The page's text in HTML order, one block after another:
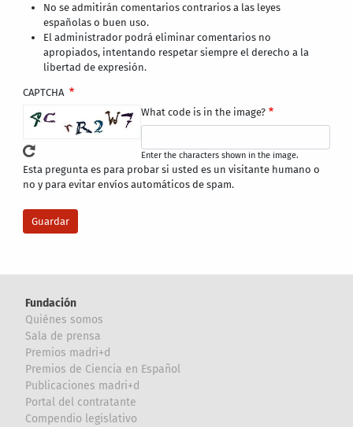
No se admitirán comentarios contrarios a las leyes
españolas o buen uso.
El administrador podrá eliminar comentarios no
apropiados, intentando respetar siempre el derecho a la
libertad de expresión.
CAPTCHA
What code is in the image?
Enter the characters shown in the image.
Esta pregunta es para probar si usted es un visitante humano o
no y para evitar envíos automáticos de spam.
Fundación
Quiénes somos
Sala de prensa
Premios madri+d
Premios de Ciencia en Español
Publicaciones madri+d
Portal del contratante
Compendio legislativo